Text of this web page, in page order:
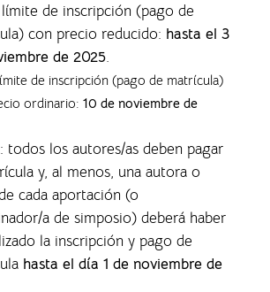
límite de inscripción (pago de
con precio reducido: hasta el 3
de 2025.
de inscripción (pago de matrícula)
ordinario: 10 de noviembre de
todos los autores/as deben pagar
y, al menos, una autora o
cada aportación (o
a de simposio) deberá haber
la inscripción y pago de
hasta el día 1 de noviembre de